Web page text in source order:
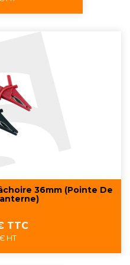
36mm (pointe De
TTC
HT